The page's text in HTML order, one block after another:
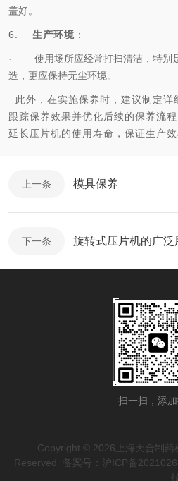
盖好。
6. 生产环境 ：
·
使用场所应经常打扫清洁，特别
造，更应保持无尘环境。
此外，在实施保养时，建议制定详
跟踪保养效果并优化后续的保养流
延长压片机的使用寿命，保证生产效
上一条 模具保养
下一条 旋转式压片机的广泛
扫一扫，添
Copyright © 2026上海天合制药
Reserved
备案号：沪ICP备